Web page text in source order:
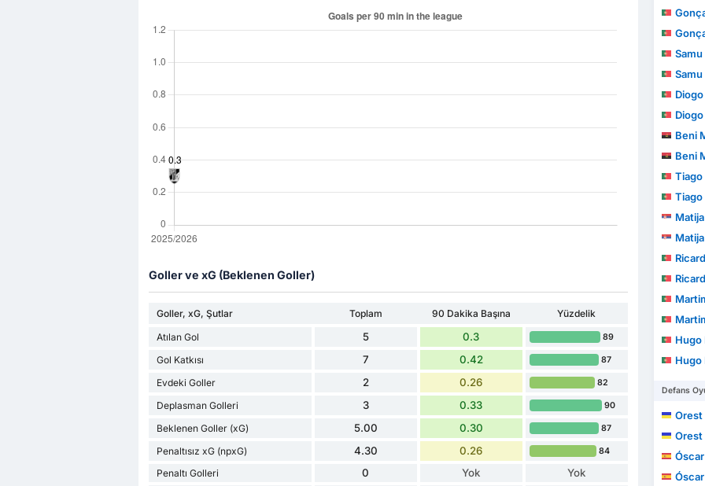
Goller ve xG (Beklenen Goller)
Goller, xG, Şutlar Toplam 90 Dakika Başına
Yüzdelik
Atılan Gol
5 0.3 89
Gol Katkısı 7 0.42 87
Evdeki Goller 2 0.26 82
Deplasman Golleri 3 0.33 90
Beklenen Goller (xG) 5.00 0.30 87
Penaltısız xG (npxG) 4.30 0.26 84
Penaltı Golleri 0 Yok Yok
Samu
Samu
Beni
Beni
Tiago
Tiago
Ricardo
Ricardo
Hugo
Hugo
Defans
Orest
Orest